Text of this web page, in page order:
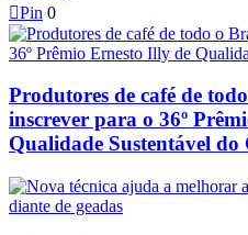
Pin 0
Produtores de café de
inscrever para o 36º
Qualidade Sustentável do